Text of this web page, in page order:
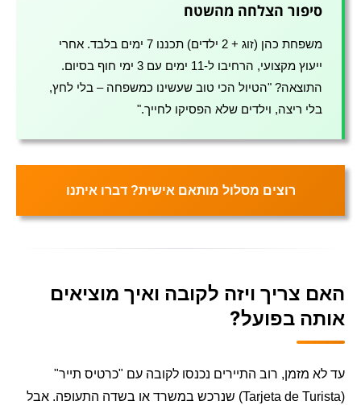
סיפור הצלחה מהשטח
משפחת כהן (זוג + 2 ילדים) תכננו 7 ימים בלבד. אחרי
ייעוץ מקצועי, הרחיבו ל-11 ימים עם 3 ימי חוף בסיום.
התוצאה? "הטיול הכי טוב שעשינו כמשפחה – בלי לחץ,
בלי ריצה, וילדים שלא הפסיקו לחייך."
רוצים מסלול מותאם אישית? דברו איתנו
האם צריך ויזה לקובה ואיך מוציאים
אותה בפועל?
עד לא מזמן, רוב התיירים נכנסו לקובה עם "כרטיס תייר"
(Tarjeta de Turista) שנרכש במשרד או בשדה התעופה. אבל